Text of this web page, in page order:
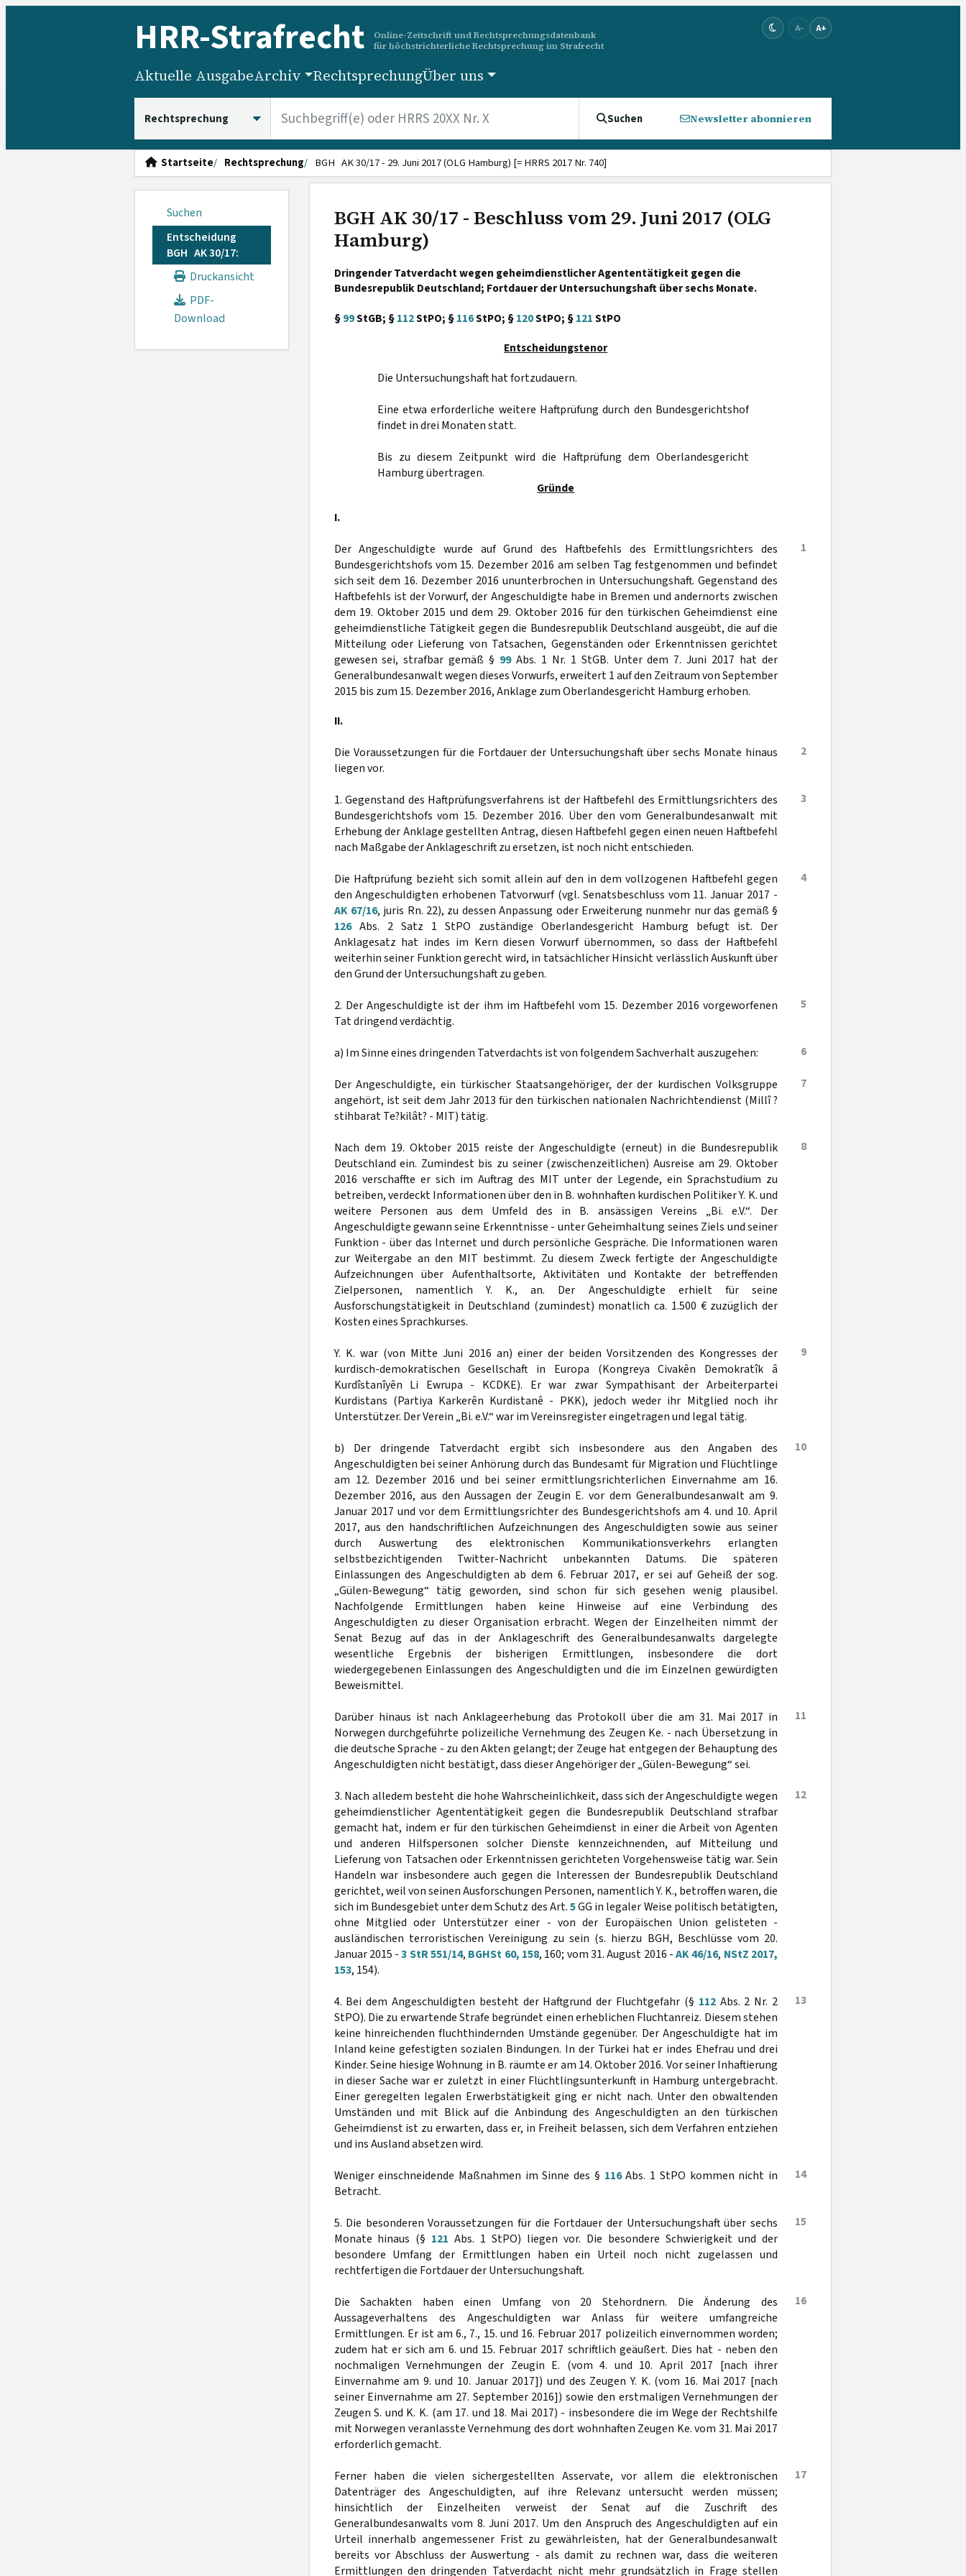
HRR-Strafrecht
Online-Zeitschrift und Rechtsprechungsdatenbank
für höchstrichterliche Rechtsprechung im Strafrecht
A- A+
Aktuelle AusgabeArchiv RechtsprechungÜber uns
Suchen Newsletter abonnieren
Startseite Rechtsprechung BGH AK 30/17 - 29. Juni 2017 (OLG Hamburg) [= HRRS 2017 Nr. 740]
Suchen
Entscheidung
BGH AK 30/17:
Druckansicht
PDF-
Download
BGH AK 30/17 - Beschluss vom 29. Juni 2017 (OLG
Hamburg)
Dringender Tatverdacht wegen geheimdienstlicher Agententätigkeit gegen die
Bundesrepublik Deutschland; Fortdauer der Untersuchungshaft über sechs Monate.
§99StGB; §112StPO; §116StPO; §120StPO; §121StPO
Entscheidungstenor
Die Untersuchungshaft hat fortzudauern.
Eine etwa erforderliche weitere Haftprüfung durch den Bundesgerichtshof
findet in drei Monaten statt.
Bis zu diesem Zeitpunkt wird die Haftprüfung dem Oberlandesgericht
Hamburg übertragen.
Gründe
I.
1
Der Angeschuldigte wurde auf Grund des Haftbefehls des Ermittlungsrichters des
Bundesgerichtshofs vom 15. Dezember 2016 am selben Tag festgenommen und befindet
sich seit dem 16. Dezember 2016 ununterbrochen in Untersuchungshaft. Gegenstand des
Haftbefehls ist der Vorwurf, der Angeschuldigte habe in Bremen und andernorts zwischen
dem 19. Oktober 2015 und dem 29. Oktober 2016 für den türkischen Geheimdienst eine
geheimdienstliche Tätigkeit gegen die Bundesrepublik Deutschland ausgeübt, die auf die
Mitteilung oder Lieferung von Tatsachen, Gegenständen oder Erkenntnissen gerichtet
gewesen sei, strafbar gemäß § 99Abs. 1 Nr. 1 StGB. Unter dem 7. Juni 2017 hat der
Generalbundesanwalt wegen dieses Vorwurfs, erweitert 1 auf den Zeitraum von September
2015 bis zum 15. Dezember 2016, Anklage zum Oberlandesgericht Hamburg erhoben.
II.
2
Die Voraussetzungen für die Fortdauer der Untersuchungshaft über sechs Monate hinaus
liegen vor.
3
1. Gegenstand des Haftprüfungsverfahrens ist der Haftbefehl des Ermittlungsrichters des
Bundesgerichtshofs vom 15. Dezember 2016. Über den vom Generalbundesanwalt mit
Erhebung der Anklage gestellten Antrag, diesen Haftbefehl gegen einen neuen Haftbefehl
nach Maßgabe der Anklageschrift zu ersetzen, ist noch nicht entschieden.
4
Die Haftprüfung bezieht sich somit allein auf den in dem vollzogenen Haftbefehl gegen
den Angeschuldigten erhobenen Tatvorwurf (vgl. Senatsbeschluss vom 11. Januar 2017 -
AK 67/16, juris Rn. 22), zu dessen Anpassung oder Erweiterung nunmehr nur das gemäß §
126Abs. 2 Satz 1 StPO zuständige Oberlandesgericht Hamburg befugt ist. Der
Anklagesatz hat indes im Kern diesen Vorwurf übernommen, so dass der Haftbefehl
weiterhin seiner Funktion gerecht wird, in tatsächlicher Hinsicht verlässlich Auskunft über
den Grund der Untersuchungshaft zu geben.
5
2. Der Angeschuldigte ist der ihm im Haftbefehl vom 15. Dezember 2016 vorgeworfenen
Tat dringend verdächtig.
6
a) Im Sinne eines dringenden Tatverdachts ist von folgendem Sachverhalt auszugehen:
7
Der Angeschuldigte, ein türkischer Staatsangehöriger, der der kurdischen Volksgruppe
angehört, ist seit dem Jahr 2013 für den türkischen nationalen Nachrichtendienst (Millî ?
stihbarat Te?kilât? - MIT) tätig.
8
Nach dem 19. Oktober 2015 reiste der Angeschuldigte (erneut) in die Bundesrepublik
Deutschland ein. Zumindest bis zu seiner (zwischenzeitlichen) Ausreise am 29. Oktober
2016 verschaffte er sich im Auftrag des MIT unter der Legende, ein Sprachstudium zu
betreiben, verdeckt Informationen über den in B. wohnhaften kurdischen Politiker Y. K. und
weitere Personen aus dem Umfeld des in B. ansässigen Vereins „Bi. e.V.“. Der
Angeschuldigte gewann seine Erkenntnisse - unter Geheimhaltung seines Ziels und seiner
Funktion - über das Internet und durch persönliche Gespräche. Die Informationen waren
zur Weitergabe an den MIT bestimmt. Zu diesem Zweck fertigte der Angeschuldigte
Aufzeichnungen über Aufenthaltsorte, Aktivitäten und Kontakte der betreffenden
Zielpersonen, namentlich Y. K., an. Der Angeschuldigte erhielt für seine
Ausforschungstätigkeit in Deutschland (zumindest) monatlich ca. 1.500 € zuzüglich der
Kosten eines Sprachkurses.
9
Y. K. war (von Mitte Juni 2016 an) einer der beiden Vorsitzenden des Kongresses der
kurdisch-demokratischen Gesellschaft in Europa (Kongreya Civakên Demokratîk â
Kurdîstanîyên Li Ewrupa - KCDKE). Er war zwar Sympathisant der Arbeiterpartei
Kurdistans (Partiya Karkerên Kurdistanê - PKK), jedoch weder ihr Mitglied noch ihr
Unterstützer. Der Verein „Bi. e.V.“ war im Vereinsregister eingetragen und legal tätig.
10
b) Der dringende Tatverdacht ergibt sich insbesondere aus den Angaben des
Angeschuldigten bei seiner Anhörung durch das Bundesamt für Migration und Flüchtlinge
am 12. Dezember 2016 und bei seiner ermittlungsrichterlichen Einvernahme am 16.
Dezember 2016, aus den Aussagen der Zeugin E. vor dem Generalbundesanwalt am 9.
Januar 2017 und vor dem Ermittlungsrichter des Bundesgerichtshofs am 4. und 10. April
2017, aus den handschriftlichen Aufzeichnungen des Angeschuldigten sowie aus seiner
durch Auswertung des elektronischen Kommunikationsverkehrs erlangten
selbstbezichtigenden Twitter-Nachricht unbekannten Datums. Die späteren
Einlassungen des Angeschuldigten ab dem 6. Februar 2017, er sei auf Geheiß der sog.
„Gülen-Bewegung“ tätig geworden, sind schon für sich gesehen wenig plausibel.
Nachfolgende Ermittlungen haben keine Hinweise auf eine Verbindung des
Angeschuldigten zu dieser Organisation erbracht. Wegen der Einzelheiten nimmt der
Senat Bezug auf das in der Anklageschrift des Generalbundesanwalts dargelegte
wesentliche Ergebnis der bisherigen Ermittlungen, insbesondere die dort
wiedergegebenen Einlassungen des Angeschuldigten und die im Einzelnen gewürdigten
Beweismittel.
11
Darüber hinaus ist nach Anklageerhebung das Protokoll über die am 31. Mai 2017 in
Norwegen durchgeführte polizeiliche Vernehmung des Zeugen Ke. - nach Übersetzung in
die deutsche Sprache - zu den Akten gelangt; der Zeuge hat entgegen der Behauptung des
Angeschuldigten nicht bestätigt, dass dieser Angehöriger der „Gülen-Bewegung“ sei.
12
3. Nach alledem besteht die hohe Wahrscheinlichkeit, dass sich der Angeschuldigte wegen
geheimdienstlicher Agententätigkeit gegen die Bundesrepublik Deutschland strafbar
gemacht hat, indem er für den türkischen Geheimdienst in einer die Arbeit von Agenten
und anderen Hilfspersonen solcher Dienste kennzeichnenden, auf Mitteilung und
Lieferung von Tatsachen oder Erkenntnissen gerichteten Vorgehensweise tätig war. Sein
Handeln war insbesondere auch gegen die Interessen der Bundesrepublik Deutschland
gerichtet, weil von seinen Ausforschungen Personen, namentlich Y. K., betroffen waren, die
sich im Bundesgebiet unter dem Schutz des Art.5GG in legaler Weise politisch betätigten,
ohne Mitglied oder Unterstützer einer - von der Europäischen Union gelisteten -
ausländischen terroristischen Vereinigung zu sein (s. hierzu BGH, Beschlüsse vom 20.
Januar 2015 -3 StR 551/14, BGHSt 60, 158, 160; vom 31. August 2016 -AK 46/16, NStZ 2017,
153, 154).
13
4. Bei dem Angeschuldigten besteht der Haftgrund der Fluchtgefahr (§ 112Abs. 2 Nr. 2
StPO). Die zu erwartende Strafe begründet einen erheblichen Fluchtanreiz. Diesem stehen
keine hinreichenden fluchthindernden Umstände gegenüber. Der Angeschuldigte hat im
Inland keine gefestigten sozialen Bindungen. In der Türkei hat er indes Ehefrau und drei
Kinder. Seine hiesige Wohnung in B. räumte er am 14. Oktober 2016. Vor seiner Inhaftierung
in dieser Sache war er zuletzt in einer Flüchtlingsunterkunft in Hamburg untergebracht.
Einer geregelten legalen Erwerbstätigkeit ging er nicht nach. Unter den obwaltenden
Umständen und mit Blick auf die Anbindung des Angeschuldigten an den türkischen
Geheimdienst ist zu erwarten, dass er, in Freiheit belassen, sich dem Verfahren entziehen
und ins Ausland absetzen wird.
14
Weniger einschneidende Maßnahmen im Sinne des § 116Abs. 1 StPO kommen nicht in
Betracht.
15
5. Die besonderen Voraussetzungen für die Fortdauer der Untersuchungshaft über sechs
Monate hinaus (§ 121 Abs. 1 StPO) liegen vor. Die besondere Schwierigkeit und der
besondere Umfang der Ermittlungen haben ein Urteil noch nicht zugelassen und
rechtfertigen die Fortdauer der Untersuchungshaft.
16
Die Sachakten haben einen Umfang von 20 Stehordnern. Die Änderung des
Aussageverhaltens des Angeschuldigten war Anlass für weitere umfangreiche
Ermittlungen. Er ist am 6., 7., 15. und 16. Februar 2017 polizeilich einvernommen worden;
zudem hat er sich am 6. und 15. Februar 2017 schriftlich geäußert. Dies hat - neben den
nochmaligen Vernehmungen der Zeugin E. (vom 4. und 10. April 2017 [nach ihrer
Einvernahme am 9. und 10. Januar 2017]) und des Zeugen Y. K. (vom 16. Mai 2017 [nach
seiner Einvernahme am 27. September 2016]) sowie den erstmaligen Vernehmungen der
Zeugen S. und K. K. (am 17. und 18. Mai 2017) - insbesondere die im Wege der Rechtshilfe
mit Norwegen veranlasste Vernehmung des dort wohnhaften Zeugen Ke. vom 31. Mai 2017
erforderlich gemacht.
17
Ferner haben die vielen sichergestellten Asservate, vor allem die elektronischen
Datenträger des Angeschuldigten, auf ihre Relevanz untersucht werden müssen;
hinsichtlich der Einzelheiten verweist der Senat auf die Zuschrift des
Generalbundesanwalts vom 8. Juni 2017. Um den Anspruch des Angeschuldigten auf ein
Urteil innerhalb angemessener Frist zu gewährleisten, hat der Generalbundesanwalt
bereits vor Abschluss der Auswertung - als damit zu rechnen war, dass die weiteren
Ermittlungen den dringenden Tatverdacht nicht mehr grundsätzlich in Frage stellen